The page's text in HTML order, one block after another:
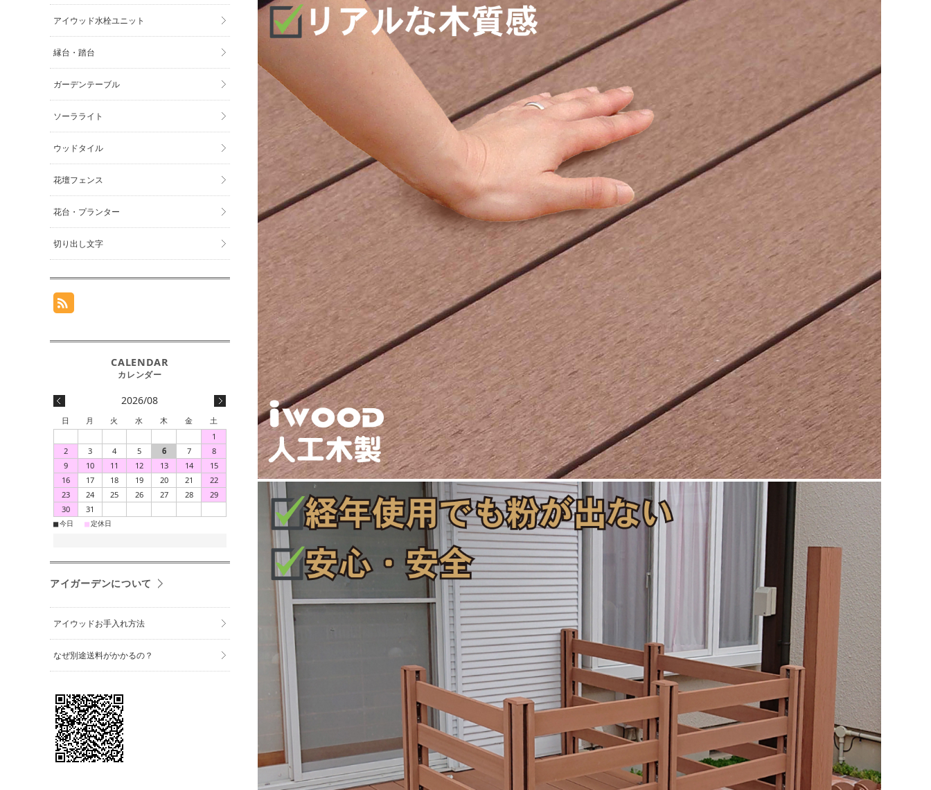
アイウッド水栓ユニット
縁台・踏台
ガーデンテーブル
ソーラライト
ウッドタイル
花壇フェンス
花台・プランター
切り出し文字
2026/08
日 月 火 水 木 金
土
1
2
3 4 5 6 7
8
9
10 11 12 13 14
15
16
17 18 19 20 21
22
23
24 25 26 27 28
29
30
31
■今日 ■定休日
アイガーデンについて
アイウッドお手入れ方法
なぜ別途送料がかかるの？